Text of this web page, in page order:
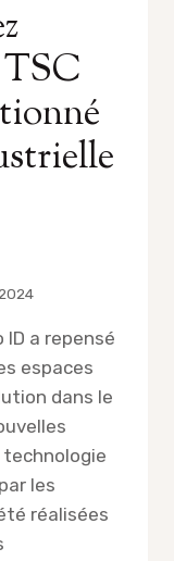
a repensé
espaces
dans le
les
réalisées